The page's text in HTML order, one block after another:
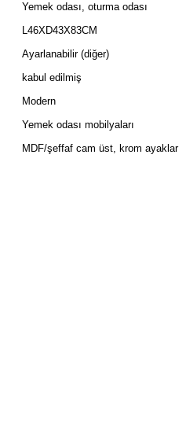
Yemek odası, oturma odası
L46XD43X83CM
Ayarlanabilir (diğer)
kabul edilmiş
Modern
Yemek odası mobilyaları
MDF/şeffaf cam üst, krom ayaklar